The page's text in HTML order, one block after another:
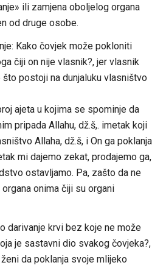
ili zamjena oboljelog organa
od druge osobe.
Kako čovjek može pokloniti
čiji on nije vlasnik?, jer vlasnik
što postoji na dunjaluku vlasništvo
ajeta u kojima se spominje da
pripada Allahu, dž.š,. imetak koji
Allaha, dž.š, i On ga poklanja
mi dajemo zekat, prodajemo ga,
ostavljamo. Pa, zašto da ne
onima čiji su organi
darivanje krvi bez koje ne može
je sastavni dio svakog čovjeka?,
da poklanja svoje mlijeko